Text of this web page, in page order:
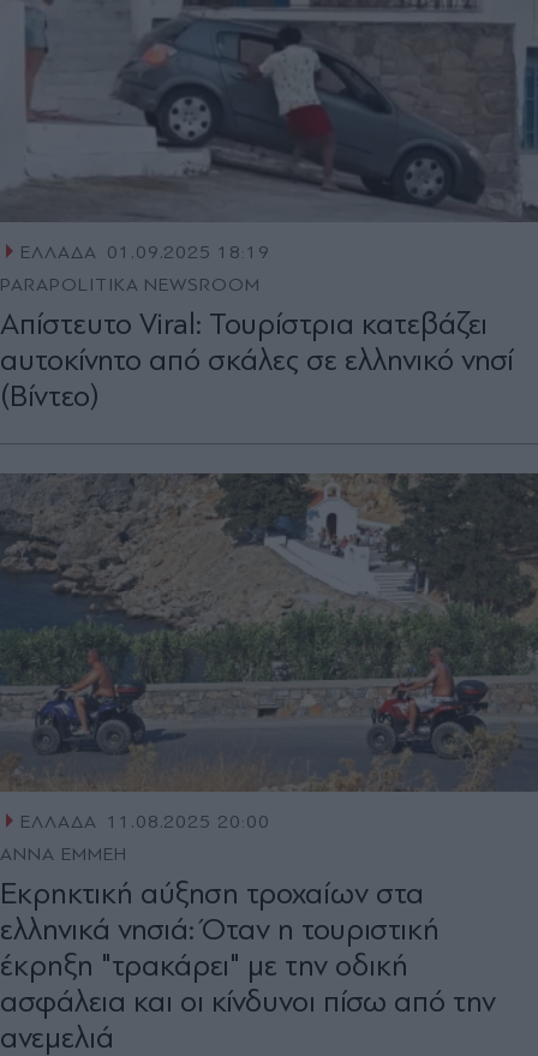
ΕΛΛΑΔΑ 01.09.2025 18:19
PARAPOLITIKA NEWSROOM
Απίστευτο Viral: Τουρίστρια κατεβάζει
αυτοκίνητο από σκάλες σε ελληνικό νησί
(Βίντεο)
ΕΛΛΑΔΑ 11.08.2025 20:00
ΑΝΝΑ ΕΜΜΕΗ
Εκρηκτική αύξηση τροχαίων στα
ελληνικά νησιά: Όταν η τουριστική
έκρηξη "τρακάρει" με την οδική
ασφάλεια και οι κίνδυνοι πίσω από την
ανεμελιά